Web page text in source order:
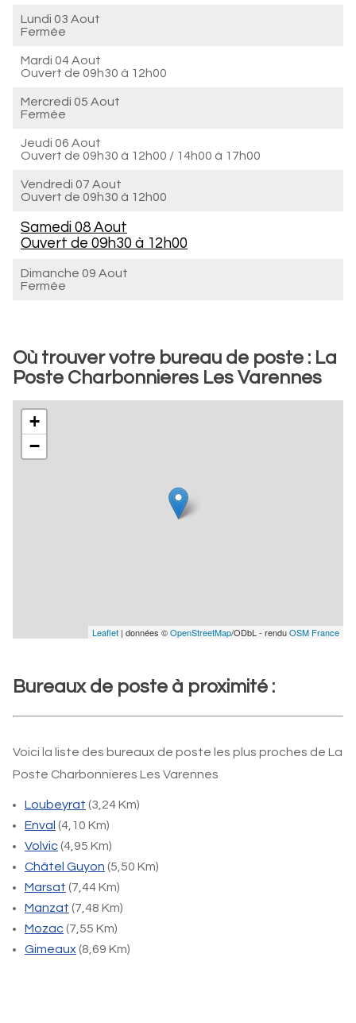
Lundi 03 Aout
Fermée
Mardi 04 Aout
Ouvert de 09h30 à 12h00
Mercredi 05 Aout
Fermée
Jeudi 06 Aout
Ouvert de 09h30 à 12h00 / 14h00 à 17h00
Vendredi 07 Aout
Ouvert de 09h30 à 12h00
Samedi 08 Aout
Ouvert de 09h30 à 12h00
Dimanche 09 Aout
Fermée
Où trouver votre bureau de poste : La
Poste Charbonnieres Les Varennes
+
−
Leaflet | données ©OpenStreetMap/ODbL - renduOSM France
Bureaux de poste à proximité :
Voici la liste des bureaux de poste les plus proches de La
Poste Charbonnieres Les Varennes
Loubeyrat (3,24 Km)
Enval (4,10 Km)
Volvic(4,95 Km)
Châtel Guyon (5,50 Km)
Marsat (7,44 Km)
Manzat (7,48 Km)
Mozac(7,55 Km)
Gimeaux(8,69 Km)